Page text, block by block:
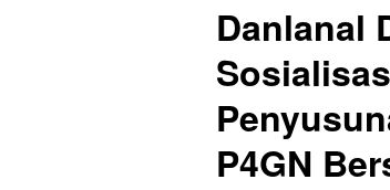
Danlanal
P4GN